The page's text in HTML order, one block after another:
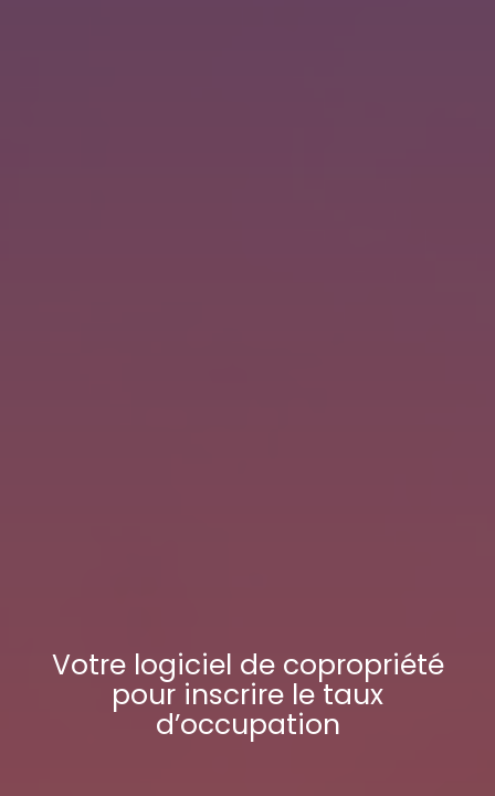
Votre logiciel de copropriété
pour inscrire le taux
d’occupation